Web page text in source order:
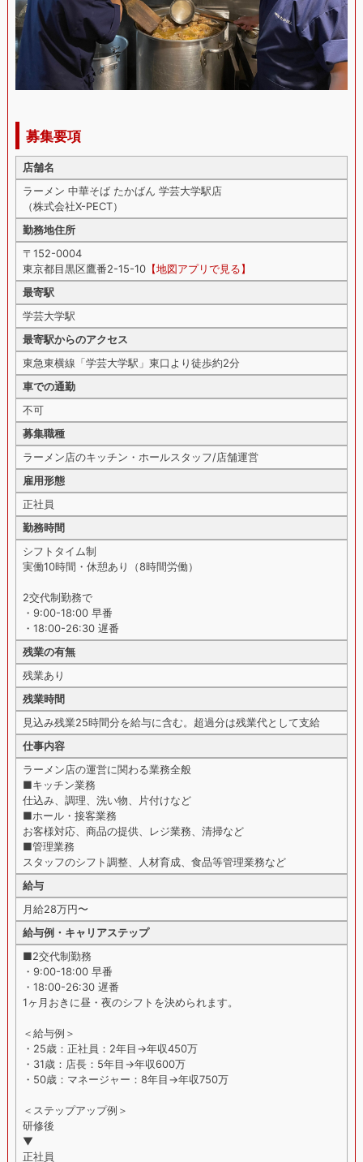
募集要項
店舗名
ラーメン 中華そば たかばん 学芸大学駅店
（株式会社X-PECT）
勤務地住所
〒152-0004
東京都目黒区鷹番2-15-10【地図アプリで見る】
最寄駅
学芸大学駅
最寄駅からのアクセス
東急東横線「学芸大学駅」東口より徒歩約2分
車での通勤
不可
募集職種
ラーメン店のキッチン・ホールスタッフ/店舗運営
雇用形態
正社員
勤務時間
シフトタイム制
実働10時間・休憩あり（8時間労働）
2交代制勤務で
・9:00-18:00 早番
・18:00-26:30 遅番
残業の有無
残業あり
残業時間
見込み残業25時間分を給与に含む。超過分は残業代として支給
仕事内容
ラーメン店の運営に関わる業務全般
■キッチン業務
仕込み、調理、洗い物、片付けなど
■ホール・接客業務
お客様対応、商品の提供、レジ業務、清掃など
■管理業務
スタッフのシフト調整、人材育成、食品等管理業務など
給与
月給28万円〜
給与例・キャリアステップ
■2交代制勤務
・9:00-18:00 早番
・18:00-26:30 遅番
1ヶ月おきに昼・夜のシフトを決められます。
＜給与例＞
・25歳：正社員：2年目→年収450万
・31歳：店長：5年目→年収600万
・50歳：マネージャー：8年目→年収750万
＜ステップアップ例＞
研修後
▼
正社員